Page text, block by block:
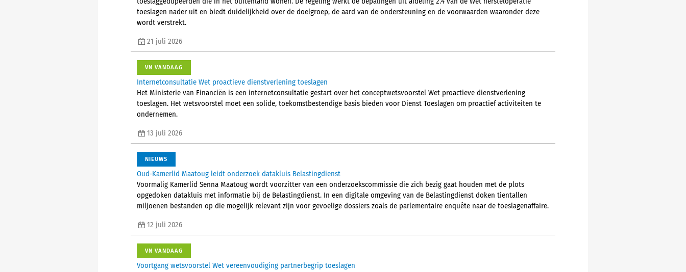
toeslagen nader uit en biedt duidelijkheid over de doelgroep, de aard van de ondersteuning en de voorwaarden waaronder deze
wordt verstrekt.
21 juli 2026
VN VANDAAG
Internetconsultatie Wet proactieve dienstverlening toeslagen
Het Ministerie van Financiën is een internetconsultatie gestart over het conceptwetsvoorstel Wet proactieve dienstverlening
toeslagen. Het wetsvoorstel moet een solide, toekomstbestendige basis bieden voor Dienst Toeslagen om proactief activiteiten te
ondernemen.
13 juli 2026
NIEUWS
Oud-Kamerlid Maatoug leidt onderzoek datakluis Belastingdienst
Voormalig Kamerlid Senna Maatoug wordt voorzitter van een onderzoekscommissie die zich bezig gaat houden met de plots
opgedoken datakluis met informatie bij de Belastingdienst. In een digitale omgeving van de Belastingdienst doken tientallen
miljoenen bestanden op die mogelijk relevant zijn voor gevoelige dossiers zoals de parlementaire enquête naar de toeslagenaffaire.
12 juli 2026
VN VANDAAG
Voortgang wetsvoorstel Wet vereenvoudiging partnerbegrip toeslagen